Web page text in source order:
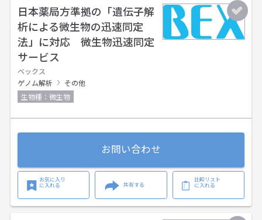
日本薬局方準拠の「遺伝子解
析による微生物の迅速同定
法」に対応 微生物迅速同定
サービス
ベックス
ゲノム解析
その他
生物種：微生物
お問い合わせ
お気に入り
に入れる
共有する
比較リスト
に入れる